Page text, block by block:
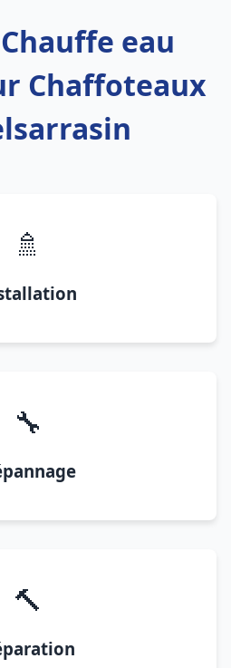
eau
Chaffoteaux
🚿
🔧
🔨